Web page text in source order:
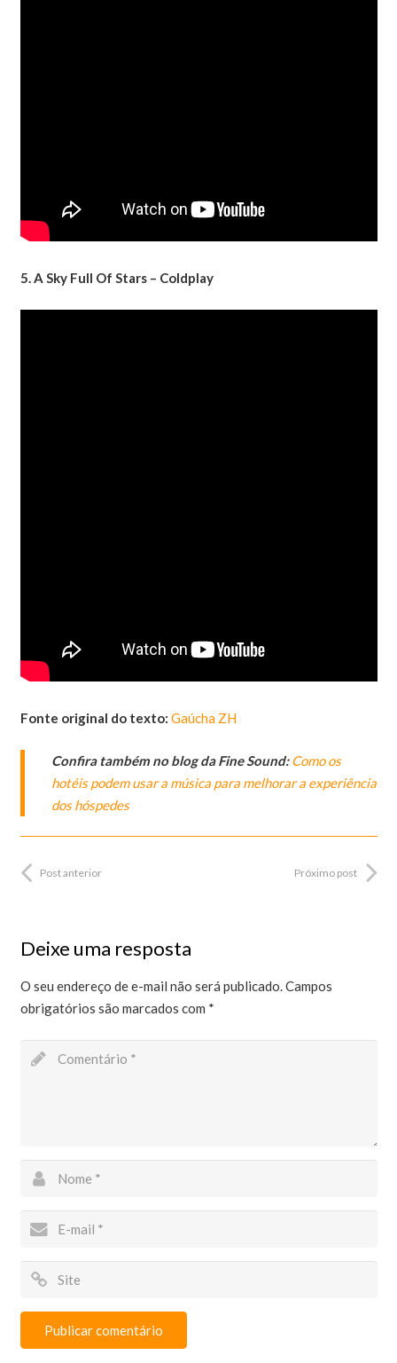
5. A Sky Full Of Stars – Coldplay
Fonte original do texto: Gaúcha ZH
Confira também no blog da Fine Sound:Como os
hotéis podem usar a música para melhorar a experiência
dos hóspedes
Post anterior Próximo post
Deixe uma resposta
O seu endereço de e-mail não será publicado.Campos
obrigatórios são marcados com *